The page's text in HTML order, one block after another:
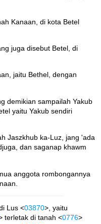
Kanaan, di kota Betel
juga disebut Betel, di
jaitu Bethel, dengan
demikian sampailah Yakub
yaitu Yakub sendiri
Jaszkhub ka-Luz, jang 'ada
dan saganap khawm
anggota rombongannya
Lus <03870>, yaitu
terletak di tanah <0776>